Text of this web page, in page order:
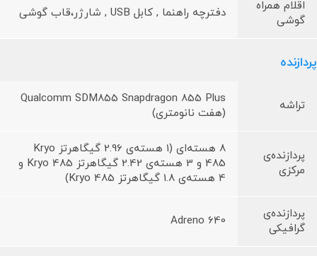
اقلام همراه
گوشی
دفترچه‌ راهنما , کابل USB , شارژر،قاب گوشی
پردازنده
تراشه
Qualcomm SDM855 Snapdragon 855 Plus
(هفت نانومتری)
پردازنده‌ی
مرکزی
8 هسته‌ای (1 هسته‌ی 2.96 گیگاهرتز Kryo
485 و 3 هسته‌ی 2.42 گیگاهرتز Kryo 485 و
4 هسته‌ی 1.8 گیگاهرتز Kryo 485)
پردازنده‌ی
گرافیکی
Adreno 640